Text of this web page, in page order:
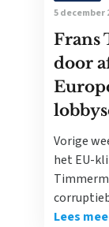
5 december
Frans
door
Vorige
het EU-
Lees